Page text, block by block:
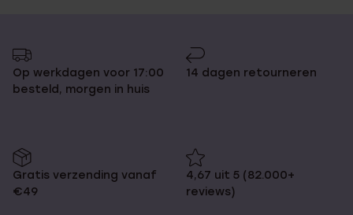
Op werkdagen voor 17:00
besteld, morgen in huis
14 dagen retourneren
Gratis verzending vanaf
€49
4,67 uit 5 (82.000+
reviews)